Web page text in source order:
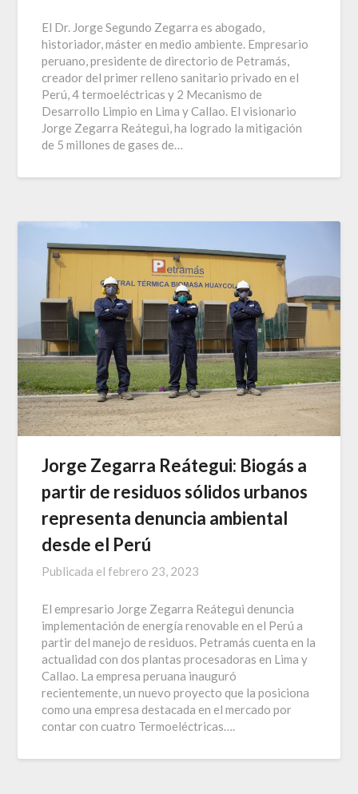
El Dr. Jorge Segundo Zegarra es abogado,
historiador, máster en medio ambiente. Empresario
peruano, presidente de directorio de Petramás,
creador del primer relleno sanitario privado en el
Perú, 4 termoeléctricas y 2 Mecanismo de
Desarrollo Limpio en Lima y Callao. El visionario
Jorge Zegarra Reátegui, ha logrado la mitigación
de 5 millones de gases de…
Jorge Zegarra Reátegui: Biogás a
partir de residuos sólidos urbanos
representa denuncia ambiental
desde el Perú
Publicada elfebrero 23, 2023
El empresario Jorge Zegarra Reátegui denuncia
implementación de energía renovable en el Perú a
partir del manejo de residuos. Petramás cuenta en la
actualidad con dos plantas procesadoras en Lima y
Callao. La empresa peruana inauguró
recientemente, un nuevo proyecto que la posiciona
como una empresa destacada en el mercado por
contar con cuatro Termoeléctricas….